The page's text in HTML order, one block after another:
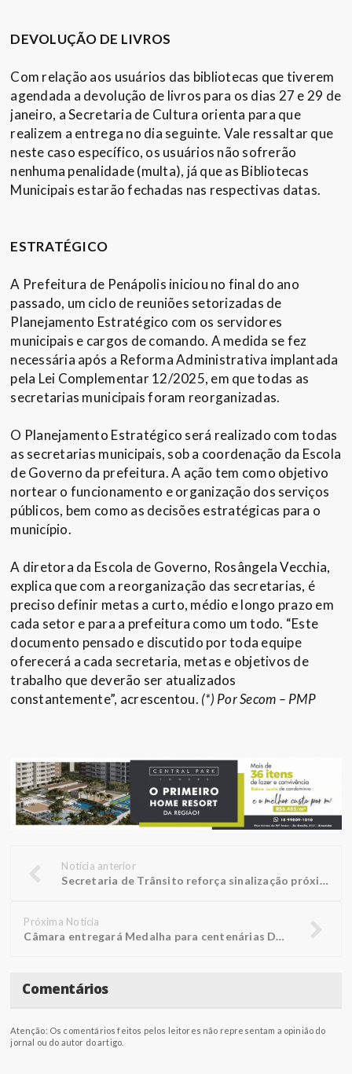
DEVOLUÇÃO DE LIVROS
Com relação aos usuários das bibliotecas que tiverem
agendada a devolução de livros para os dias 27 e 29 de
janeiro, a Secretaria de Cultura orienta para que
realizem a entrega no dia seguinte. Vale ressaltar que
neste caso específico, os usuários não sofrerão
nenhuma penalidade (multa), já que as Bibliotecas
Municipais estarão fechadas nas respectivas datas.
ESTRATÉGICO
A Prefeitura de Penápolis iniciou no final do ano
passado, um ciclo de reuniões setorizadas de
Planejamento Estratégico com os servidores
municipais e cargos de comando. A medida se fez
necessária após a Reforma Administrativa implantada
pela Lei Complementar 12/2025, em que todas as
secretarias municipais foram reorganizadas.
O Planejamento Estratégico será realizado com todas
as secretarias municipais, sob a coordenação da Escola
de Governo da prefeitura. A ação tem como objetivo
nortear o funcionamento e organização dos serviços
públicos, bem como as decisões estratégicas para o
município.
A diretora da Escola de Governo, Rosângela Vecchia,
explica que com a reorganização das secretarias, é
preciso definir metas a curto, médio e longo prazo em
cada setor e para a prefeitura como um todo. “Este
documento pensado e discutido por toda equipe
oferecerá a cada secretaria, metas e objetivos de
trabalho que deverão ser atualizados
constantemente”, acrescentou. (*) Por Secom – PMP
Notícia anterior
Secretaria de Trânsito reforça sinalização próxima a escolas
Próxima Notícia
Câmara entregará Medalha para centenárias Doralice e Rosália
Comentários
Atenção: Os comentários feitos pelos leitores não representam a opinião do
jornal ou do autor do artigo.